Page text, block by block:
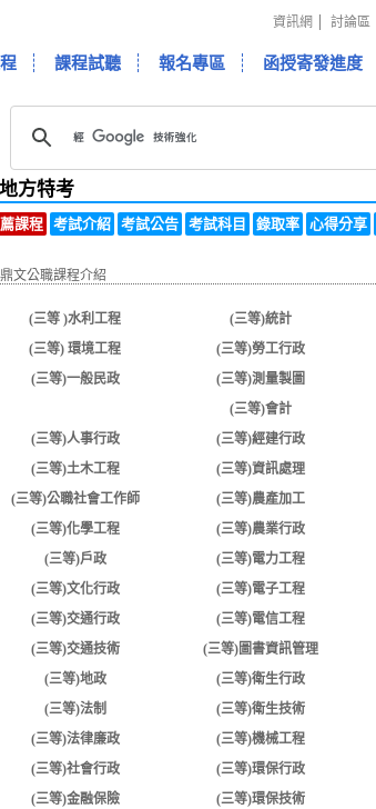
資訊網 討論區
課程試聽 報名專區 函授寄發進度
地方特考
課程 考試介紹 考試公告 考試科目 錄取率 心得分享
(三等 )水利工程 (三等)統計
(三等) 環境工程
(三等)勞工行政
(三等)一般民政
(三等)測量製圖
(三等)會計
(三等)人事行政
(三等)經建行政
(三等)土木工程
(三等)資訊處理
(三等)公職社會工作師
(三等)農產加工
(三等)化學工程
(三等)農業行政
(三等)戶政
(三等)電力工程
(三等)文化行政
(三等)電子工程
(三等)交通行政
(三等)電信工程
(三等)交通技術
(三等)圖書資訊管理
(三等)地政
(三等)衛生行政
(三等)法制
(三等)衛生技術
(三等)法律廉政
(三等)機械工程
(三等)社會行政
(三等)環保行政
(三等)金融保險
(三等)環保技術